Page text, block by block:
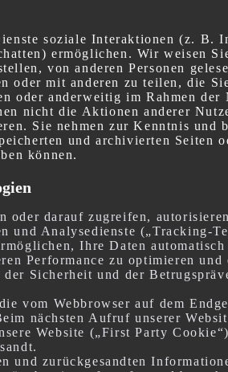
soziale Interaktionen (z. B.
ermöglichen. Wir weisen
von anderen Personen
oder mit anderen zu teilen, die
oder anderweitig im Rahmen
nicht die Aktionen anderer
Sie nehmen zur Kenntnis und
und archivierten Seiten
können.
oder darauf zugreifen,
und Analysedienste („Tracking-
Ihre Daten
Performance zu optimieren
Sicherheit und der
vom Webbrowser auf dem
nächsten Aufruf unserer
Website („First Party
und zurückgesandten